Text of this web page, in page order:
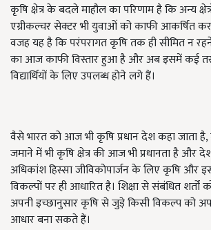
कृषि क्षेत्र के बदले माहौल का परिणाम है कि अन्य
एग्रीकल्चर सेक्टर भी युवाओं को काफी आकर्षित
वजह यह है कि परंपरागत कृषि तक ही सीमित न
का आज काफी विस्तार हुआ है और अब इसमें कई
विद्यार्थियों के लिए उपलब्ध होने लगे हैं।
वैसे भारत को आज भी कृषि प्रधान देश कहा जाता
जमाने में भी कृषि क्षेत्र की आज भी प्रधानता है और
अधिकांश हिस्सा जीविकोपार्जन के लिए कृषि और
विकल्पों पर ही आधारित है। शिक्षा से संबंधित
अपनी इच्छानुसार कृषि से जुड़े किसी विकल्प को
आधार बना सकते हैं।